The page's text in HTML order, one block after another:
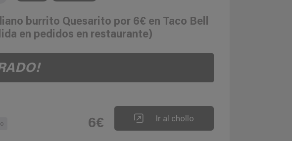
burrito Quesarito por 6€ en Taco Bell
en pedidos en restaurante)
6€ Ir al chollo